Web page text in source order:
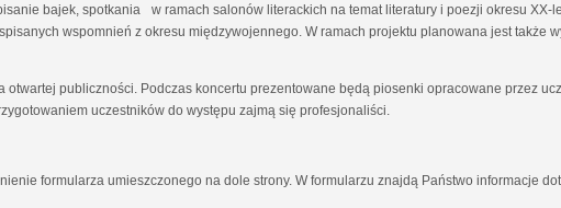
bajek, spotkania w ramach salonów literackich na temat literatury i poezji okresu XX-
wspomnień z okresu międzywojennego. W ramach projektu planowana jest także
publiczności. Podczas koncertu prezentowane będą piosenki opracowane przez
uczestników do występu zajmą się profesjonaliści.
formularza umieszczonego na dole strony. W formularzu znajdą Państwo informacje